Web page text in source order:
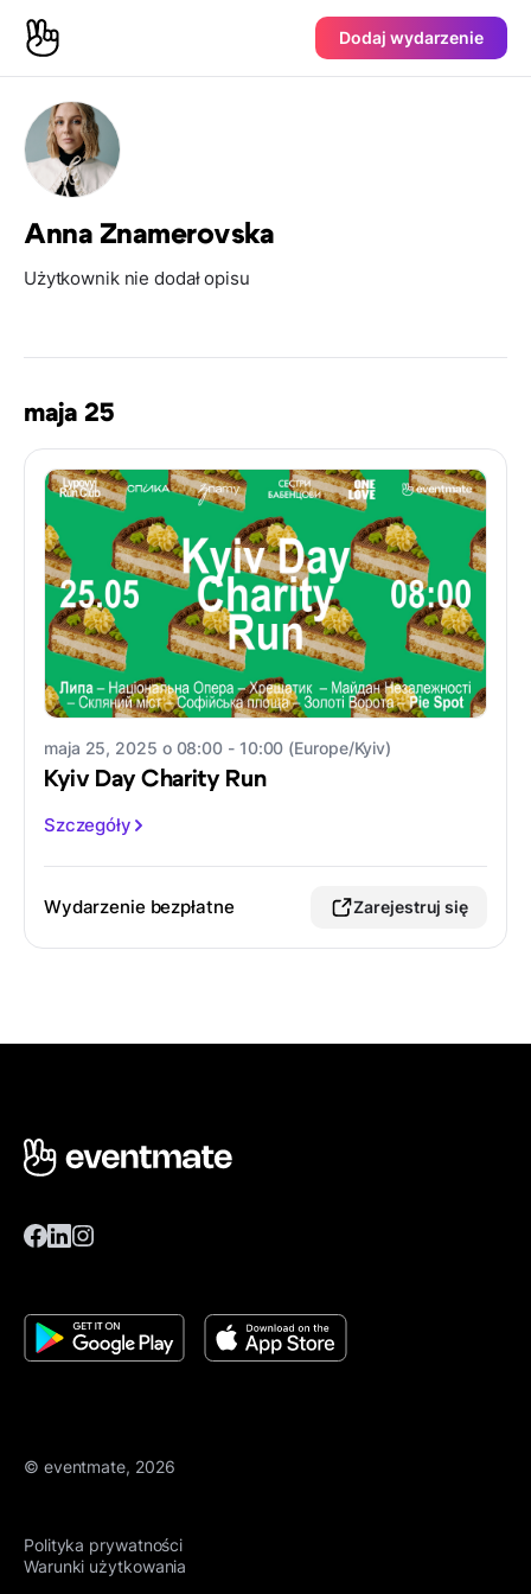
Dodaj wydarzenie
Anna Znamerovska
Użytkownik nie dodał opisu
maja 25
maja 25, 2025 o 08:00 - 10:00 (Europe/Kyiv)
Kyiv Day Charity Run
Szczegóły
Wydarzenie bezpłatne Zarejestruj się
© eventmate, 2026
Polityka prywatności
Warunki użytkowania